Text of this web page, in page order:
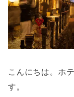
こんにちは。ホ
す。